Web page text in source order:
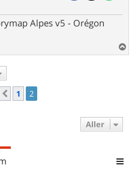
Alpes v5 - Orégon
a
Précédent
1 2
Aller